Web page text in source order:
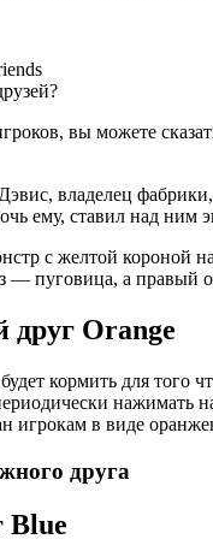
вы можете
владелец фабрики,
ему, ставил над ним
с желтой короной
— пуговица, а правый
Orange
кормить для
нажимать
игрокам в виде
друга
Blue